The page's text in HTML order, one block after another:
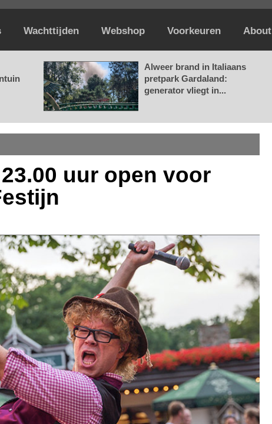
Wachttijden Webshop Voorkeuren About
Alweer brand in Italiaans
pretpark Gardaland:
generator vliegt in...
uur open voor